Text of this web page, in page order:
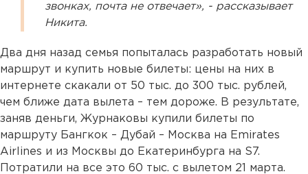
звонках, почта не отвечает», - рассказывает
Никита.
Два дня назад семья попыталась разработать новый
маршрут и купить новые билеты: цены на них в
интернете скакали от 50 тыс. до 300 тыс. рублей,
чем ближе дата вылета – тем дороже. В результате,
заняв деньги, Журнаковы купили билеты по
маршруту Бангкок – Дубай – Москва на Emirates
Airlines и из Москвы до Екатеринбурга на S7.
Потратили на все это 60 тыс. с вылетом 21 марта.